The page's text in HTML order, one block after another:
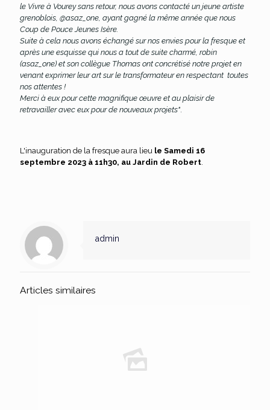
le Vivre à Vourey sans retour, nous avons contacté un jeune artiste
grenoblois, @asaz_one, ayant gagné la même année que nous
Coup de Pouce Jeunes Isère.
Suite à cela nous avons échangé sur nos envies pour la fresque et
après une esquisse qui nous a tout de suite charmé, robin
(asaz_one) et son collègue Thomas ont concrétisé notre projet en
venant exprimer leur art sur le transformateur en respectant toutes
nos attentes !
Merci à eux pour cette magnifique œuvre et au plaisir de
retravailler avec eux pour de nouveaux projets".
L'inauguration de la fresque aura lieu le Samedi 16
septembre 2023 à 11h30, au Jardin de Robert.
admin
Articles similaires